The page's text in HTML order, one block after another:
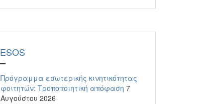
ESOS
Πρόγραμμα εσωτερικής κινητικότητας
φοιτητών: Τροποποιητική απόφαση 7
Αυγούστου 2026